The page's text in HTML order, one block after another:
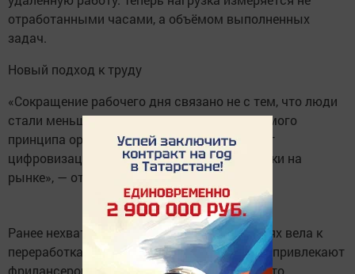
отработанными часами, а объёмом выполненных
задач.
Новый подход к труду
«Сокращение рабочего дня связано не с тем, что люди
стали меньше работать, а с изменением самого
принципа организации труда. Это результат
цифровизации и перераспределения нагрузки на
рынке», — отметил парламентарий.
Ранее нехватка кадров в некоторых отраслях вела к
переработкам, но теперь компании активно привлекают
фрилансеров и внештатных сотрудников. Это